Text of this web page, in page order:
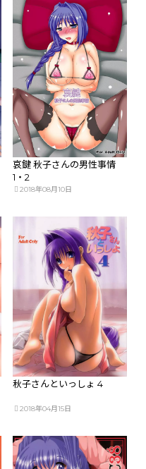
哀鍵 秋子さんの男性事情
1・2
2018年08月10日
秋子さんといっしょ 4
2018年04月15日